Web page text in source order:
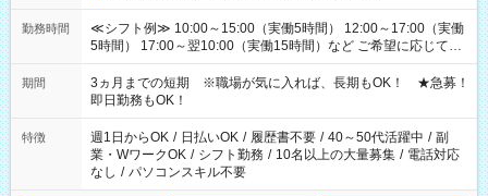
勤務時間
≪シフト例≫ 10:00～15:00（実働5時間） 12:00～17:00（実働
5時間） 17:00～翌10:00（実働15時間）など ご希望に応じて、
働く時間は調整できます！ お気軽に担当へ相談ください！
期間
3ヵ月までの短期 ※職場が気に入れば、長期もOK！ ★急募！
即日勤務もOK！
特徴 週1日からOK / 日払いOK / 履歴書不要 / 40～50代活躍中 / 副
業・WワークOK / シフト勤務 / 10名以上の大量募集 / 電話対応
なし / パソコンスキル不要